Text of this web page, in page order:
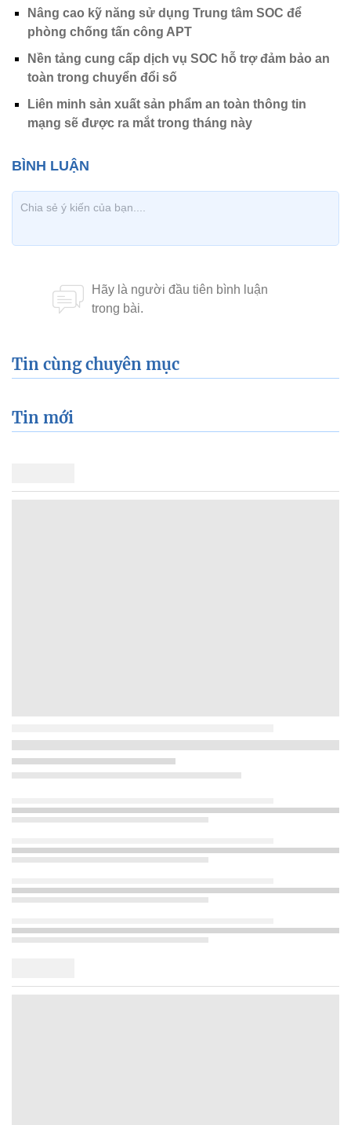
Nâng cao kỹ năng sử dụng Trung tâm SOC để
phòng chống tấn công APT
Nền tảng cung cấp dịch vụ SOC hỗ trợ đảm bảo an
toàn trong chuyển đổi số
Liên minh sản xuất sản phẩm an toàn thông tin
mạng sẽ được ra mắt trong tháng này
Tin cùng chuyên mục
Tin mới